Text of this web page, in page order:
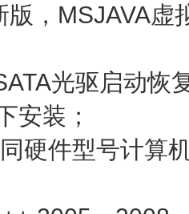
版，MSJAVA虚
光驱启动恢
安装；
硬件型号计算